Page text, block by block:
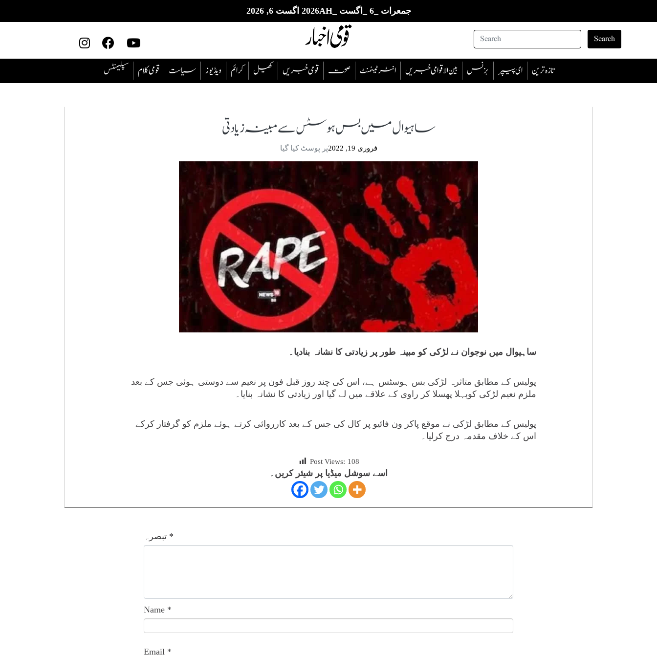
جمعرات _6 _اگست _2026AH اگست 6, 2026
Search
سپلیمنٹس قومی کلام سیاست ویڈیوز ‎کرائم کھیل قومی خبریں صحت انٹرٹینمنٹ بین الاقوامی خبریں بزنس ای پیپر تازہ ترین
ساہیوال میں بس ہوسٹس سے مبینہ زیادتی
فروری 19, 2022 پر پوسٹ کیا گیا
ساہیوال میں نوجوان نے لڑکی کو مبینہ طور پر زیادتی کا نشانہ بنادیا۔
پولیس کے مطابق متاثرہ لڑکی بس ہوسٹس ہے، اس کی چند روز قبل فون پر نعیم سے دوستی ہوئی جس کے بعد
ملزم نعیم لڑکی کوبہلا پھسلا کر راوی کے علاقے میں لے گیا اور زیادتی کا نشانہ بنایا۔
پولیس کے مطابق لڑکی نے موقع پاکر ون فائیو پر کال کی جس کے بعد کارروائی کرتے ہوئے ملزم کو گرفتار کرکے
اس کے خلاف مقدمہ درج کرلیا۔
Post Views: 108
اسے سوشل میڈیا پر شیئر کریں۔
تبصرہ *
Name *
Email *